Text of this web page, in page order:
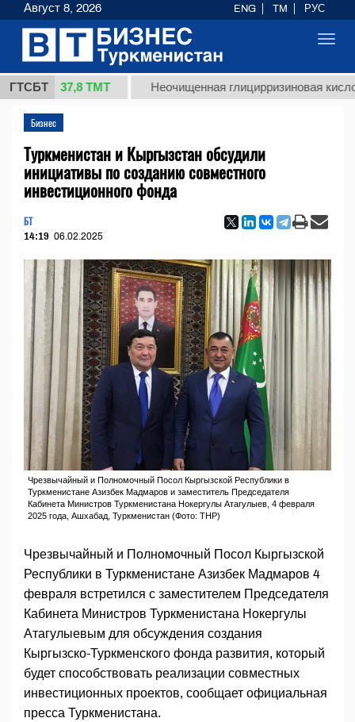
ГТСБТ
37,8 ТМТ Неочищенная глицирризиновая кислота
Бизнес
Туркменистан и Кыргызстан обсудили
инициативы по созданию совместного
инвестиционного фонда
БТ
14:19 06.02.2025
Чрезвычайный и Полномочный Посол Кыргызской Республики в
Туркменистане Азизбек Мадмаров и заместитель Председателя
Кабинета Министров Туркменистана Нокергулы Атагулыев, 4 февраля
2025 года, Ашхабад, Туркменистан (Фото: THP)
Чрезвычайный и Полномочный Посол Кыргызской
Республики в Туркменистане Азизбек Мадмаров 4
февраля встретился с заместителем Председателя
Кабинета Министров Туркменистана Нокергулы
Атагулыевым для обсуждения создания
Кыргызско-Туркменского фонда развития, который
будет способствовать реализации совместных
инвестиционных проектов, сообщает официальная
пресса Туркменистана.
Август 8, 2026 ENG TM РУС